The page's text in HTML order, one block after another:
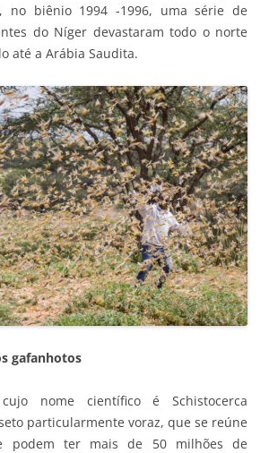
no biênio 1994 -1996, uma série de
do Níger devastaram todo o norte
até a Arábia Saudita.
gafanhotos
nome científico é Schistocerca
particularmente voraz, que se reúne
podem ter mais de 50 milhões de